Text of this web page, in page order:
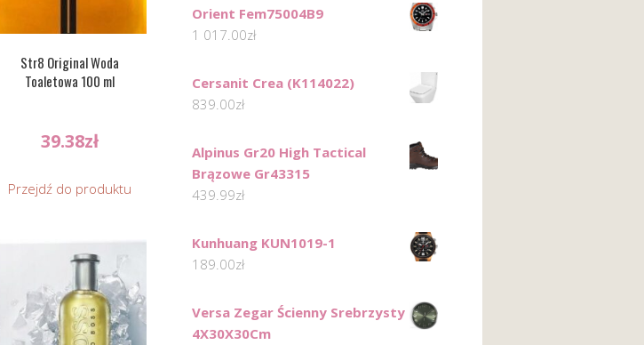
Str8 Original Woda
Toaletowa 100 ml
39.38zł
Przejdź do produktu
Orient Fem75004B9
1 017.00zł
Cersanit Crea (K114022)
839.00zł
Alpinus Gr20 High Tactical
Brązowe Gr43315
439.99zł
Kunhuang KUN1019-1
189.00zł
Versa Zegar Ścienny Srebrzysty
4X30X30Cm